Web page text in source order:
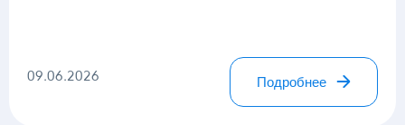
09.06.2026 Подробнее